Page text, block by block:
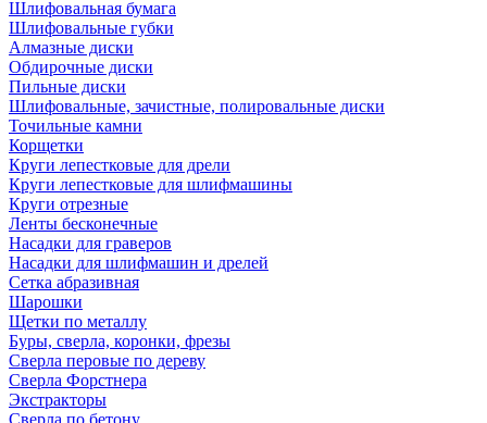
Шлифовальная бумага
Шлифовальные губки
Алмазные диски
Обдирочные диски
Пильные диски
Шлифовальные, зачистные, полировальные диски
Точильные камни
Корщетки
Круги лепестковые для дрели
Круги лепестковые для шлифмашины
Круги отрезные
Ленты бесконечные
Насадки для граверов
Насадки для шлифмашин и дрелей
Сетка абразивная
Шарошки
Щетки по металлу
Буры, сверла, коронки, фрезы
Сверла перовые по дереву
Сверла Форстнера
Экстракторы
Сверла по бетону